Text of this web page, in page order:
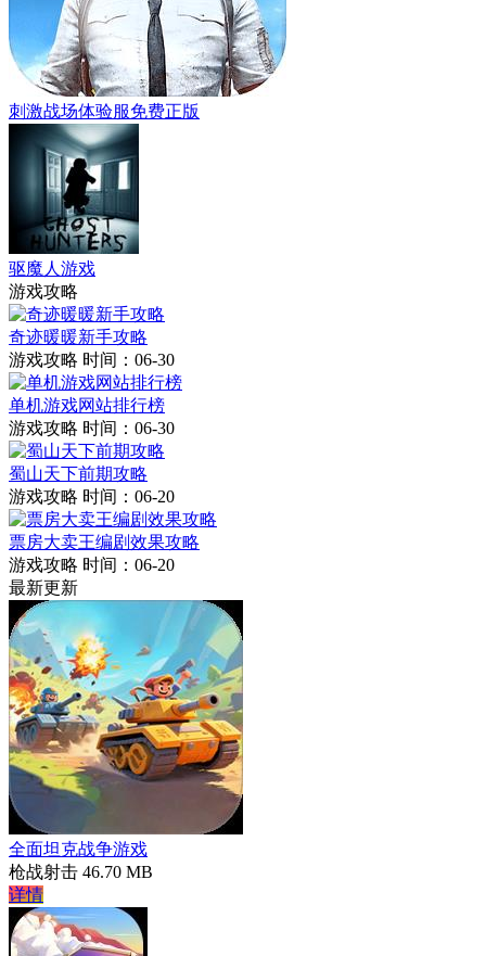
刺激战场体验服免费正版
驱魔人游戏
游戏攻略
奇迹暖暖新手攻略
游戏攻略 时间：06-30
单机游戏网站排行榜
游戏攻略 时间：06-30
蜀山天下前期攻略
游戏攻略 时间：06-20
票房大卖王编剧效果攻略
游戏攻略 时间：06-20
最新更新
全面坦克战争游戏
枪战射击 46.70 MB
详情